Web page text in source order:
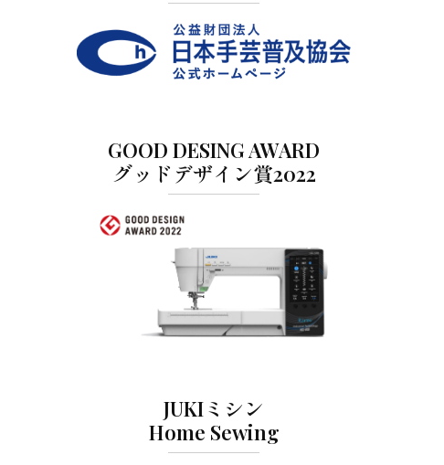
GOOD DESING AWARD
グッドデザイン賞2022
JUKIミシン
Home Sewing